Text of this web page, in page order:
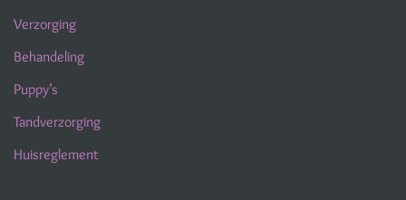
Verzorging
Behandeling
Puppy’s
Tandverzorging
Huisreglement